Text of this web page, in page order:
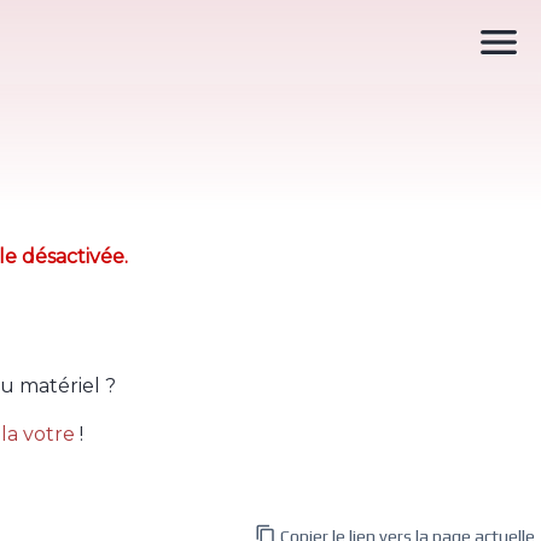
désactivée.
matériel ?
votre !

 Copier le lien vers la page actuelle